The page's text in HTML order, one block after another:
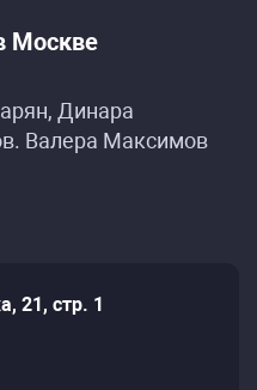
Москве
Динара
Валера Максимов
21, стр. 1